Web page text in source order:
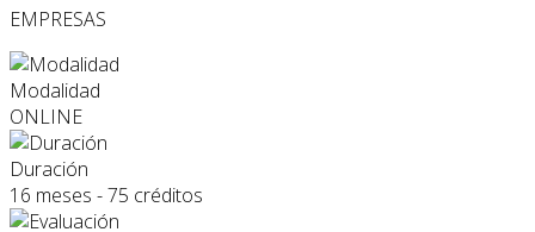
EMPRESAS
Modalidad
ONLINE
Duración
16 meses - 75 créditos